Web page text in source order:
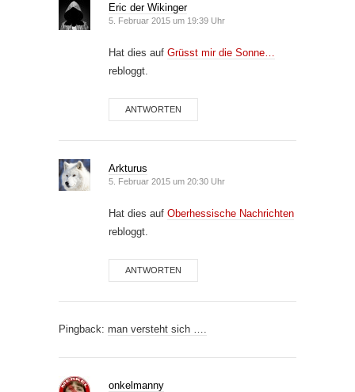
Eric der Wikinger
5. Februar 2015 um 19:39 Uhr
Hat dies auf Grüsst mir die Sonne…
rebloggt.
ANTWORTEN
Arkturus
5. Februar 2015 um 20:30 Uhr
Hat dies auf Oberhessische Nachrichten
rebloggt.
ANTWORTEN
Pingback: man versteht sich ….
onkelmanny